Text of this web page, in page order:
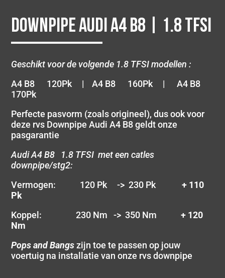
Downpipe Audi A4 B8 | 1.8 TFSI
Geschikt voor de volgende 1.8 TFSI modellen :
A4 B8 120Pk | A4 B8 160Pk | A4 B8
170Pk
Perfecte pasvorm (zoals origineel), dus ook voor
deze rvs Downpipe Audi A4 B8 geldt onze
pasgarantie
Audi A4 B8 1.8 TFSI met een catles
downpipe/stg2:
Vermogen: 120 Pk -> 230 Pk+ 110
Pk
Koppel: 230 Nm -> 350 Nm+ 120
Nm
Pops and Bangszijn toe te passen op jouw
voertuig na installatie van onze rvs downpipe